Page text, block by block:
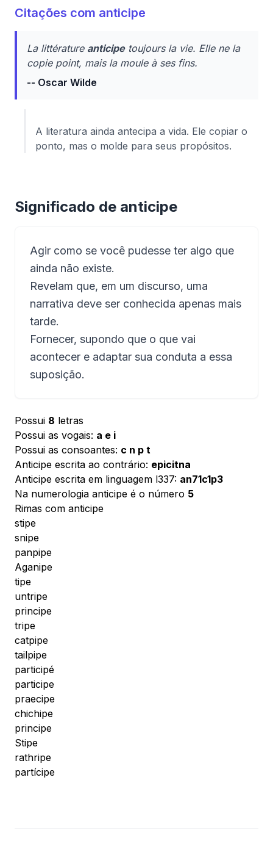
Citações com anticipe
La littérature anticipetoujours la vie. Elle ne la
copie point, mais la moule à ses fins.
-- Oscar Wilde
A literatura ainda antecipa a vida. Ele copiar o
ponto, mas o molde para seus propósitos.
Significado de anticipe
Agir como se você pudesse ter algo que
ainda não existe.
Revelam que, em um discurso, uma
narrativa deve ser conhecida apenas mais
tarde.
Fornecer, supondo que o que vai
acontecer e adaptar sua conduta a essa
suposição.
Possui 8 letras
Possui as vogais: a e i
Possui as consoantes: c n p t
Anticipe escrita ao contrário: epicitna
Anticipe escrita em linguagem l337: an71c1p3
Na numerologia anticipe é o número 5
Rimas com anticipe
stipe
snipe
panpipe
Aganipe
tipe
untripe
principe
tripe
catpipe
tailpipe
participé
participe
praecipe
chichipe
principe
Stipe
rathripe
partícipe